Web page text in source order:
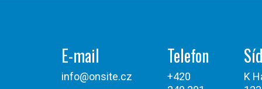
E-mail
info@onsite.cz
Telefon
+420
K